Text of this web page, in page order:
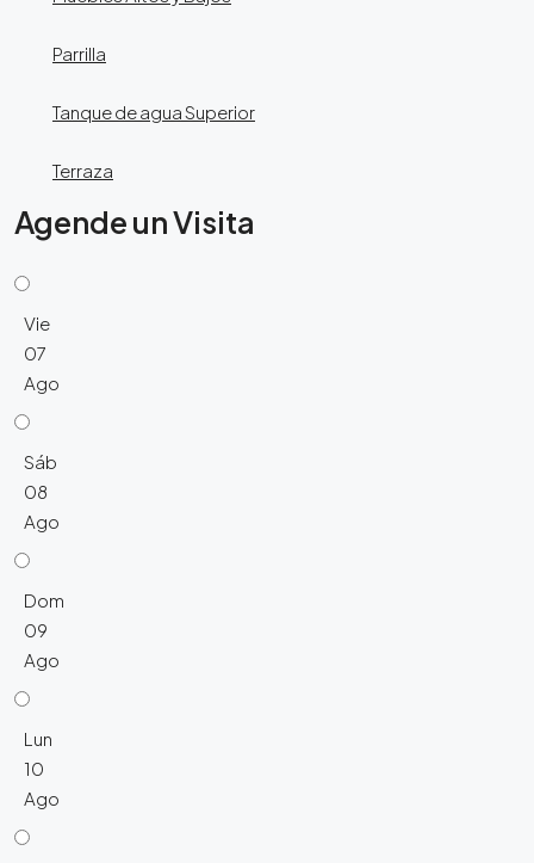
Parrilla
Tanque de agua Superior
Terraza
Agende un Visita
Vie
07
Ago
Sáb
08
Ago
Dom
09
Ago
Lun
10
Ago